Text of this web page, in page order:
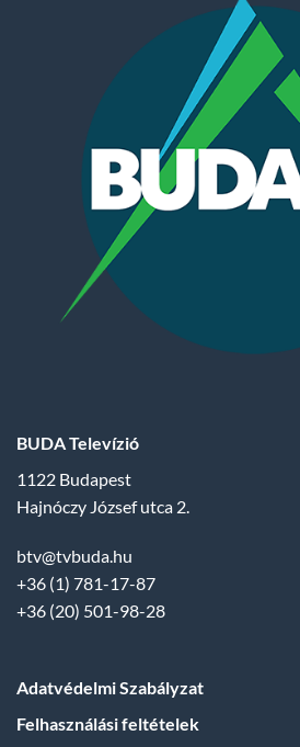
BUDA Televízió
1122 Budapest
Hajnóczy József utca 2.
btv@tvbuda.hu
+36 (1) 781-17-87
+36 (20) 501-98-28
Adatvédelmi Szabályzat
Felhasználási feltételek